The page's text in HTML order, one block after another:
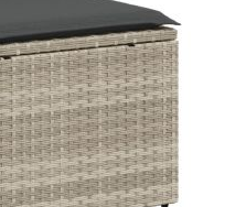
Adăugați produsul în
putea selecta detaliile
информационна цел.
си с бутона "Добави в
можете да изберете броя